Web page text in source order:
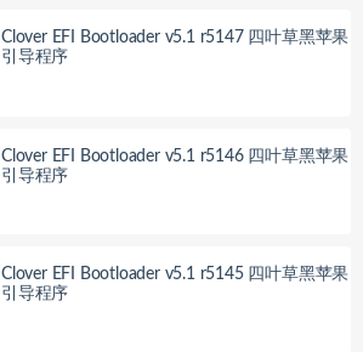
Clover EFI Bootloader v5.1 r5147 四叶草黑苹果
引导程序
Clover EFI Bootloader v5.1 r5146 四叶草黑苹果
引导程序
Clover EFI Bootloader v5.1 r5145 四叶草黑苹果
引导程序